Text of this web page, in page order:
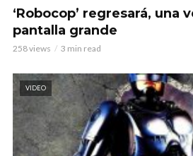
‘Robocop’ regresará, una
pantalla grande
258 views 3 min read
VIDEO